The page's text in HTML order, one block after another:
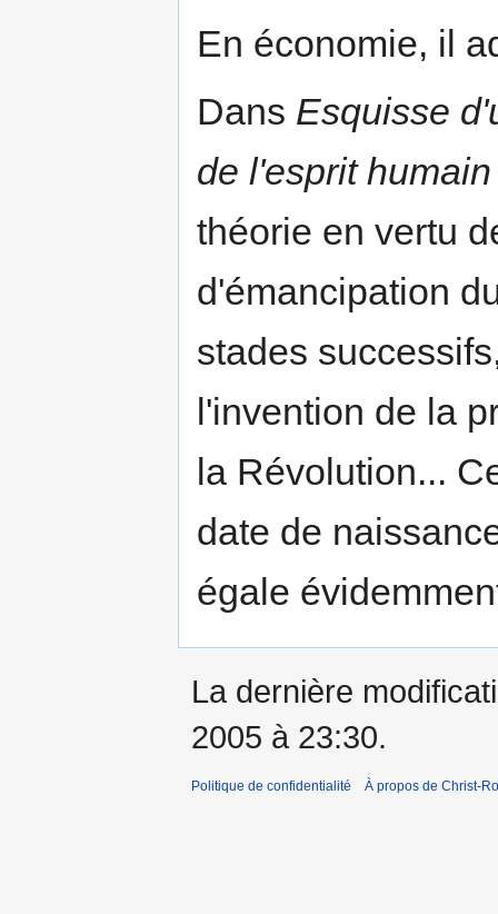
En économie, il
Dans Esquisse
de l'esprit humain
théorie en vertu
d'émancipation
stades
l'invention de la
la Révolution...
date de
égale
La dernière
2005 à 23:30.
Politique de confidentialité À propos de Christ-